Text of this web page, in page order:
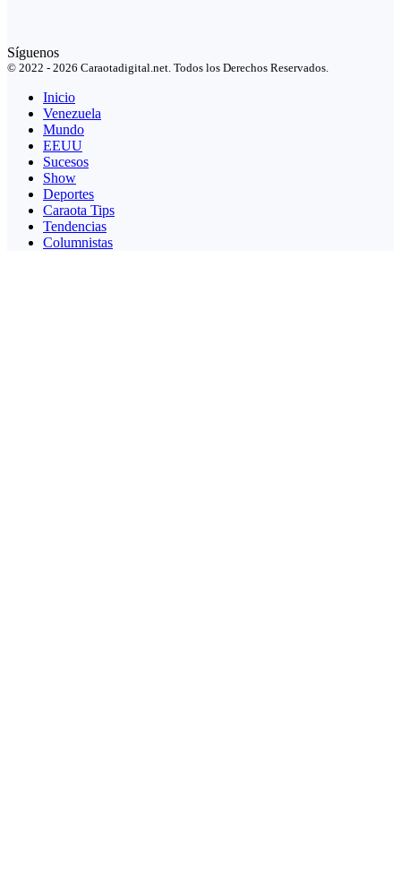
Síguenos
© 2022 - 2026 Caraotadigital.net. Todos los Derechos Reservados.
Inicio
Venezuela
Mundo
EEUU
Sucesos
Show
Deportes
Caraota Tips
Tendencias
Columnistas